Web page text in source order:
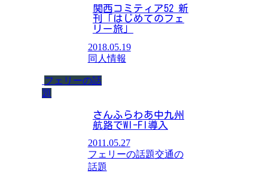
関西コミティア52 新
刊「はじめてのフェ
リー旅」
2018.05.19
同人情報
フェリーの話
題
さんふらわあ中九州
航路でWI-FI導入
2011.05.27
フェリーの話題交通の
話題